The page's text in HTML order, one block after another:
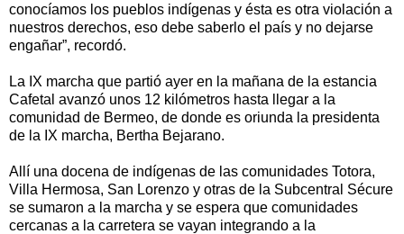
conocíamos los pueblos indígenas y ésta es otra violación a
nuestros derechos, eso debe saberlo el país y no dejarse
engañar”, recordó.
La IX marcha que partió ayer en la mañana de la estancia
Cafetal avanzó unos 12 kilómetros hasta llegar a la
comunidad de Bermeo, de donde es oriunda la presidenta
de la IX marcha, Bertha Bejarano.
Allí una docena de indígenas de las comunidades Totora,
Villa Hermosa, San Lorenzo y otras de la Subcentral Sécure
se sumaron a la marcha y se espera que comunidades
cercanas a la carretera se vayan integrando a la